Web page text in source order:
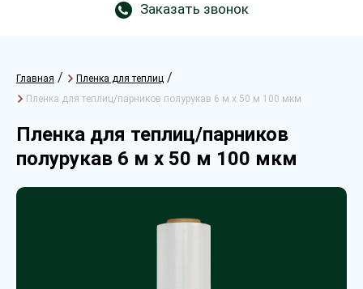
Заказать звонок
Главная / Пленка для теплиц /
Пленка для теплиц/парников полурукав 6 м х 50 м 100 мкм
Пленка для теплиц/парников
полурукав 6 м х 50 м 100 мкм